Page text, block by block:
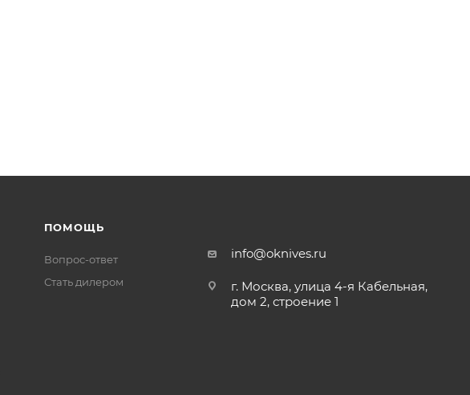
ПОМОЩЬ
Вопрос-ответ
Стать дилером
info@oknives.ru
г. Москва, улица 4-я Кабельная,
дом 2, строение 1